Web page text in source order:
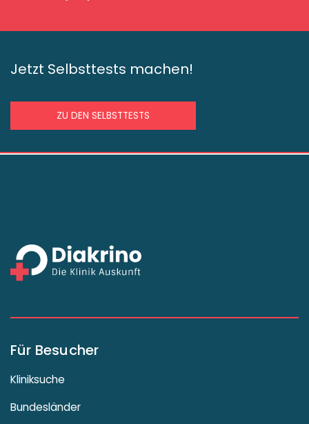
Jetzt Selbsttests machen!
ZU DEN SELBSTTESTS
Für Besucher
Kliniksuche
Bundesländer